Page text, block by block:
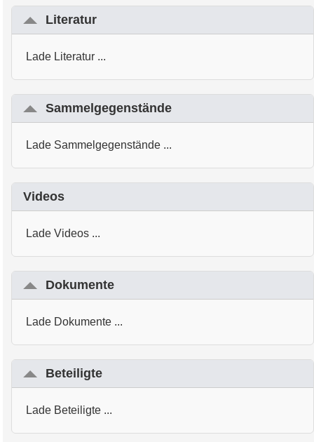
Literatur
Lade Literatur ...
Sammelgegenstände
Lade Sammelgegenstände ...
Videos
Lade Videos ...
Dokumente
Lade Dokumente ...
Beteiligte
Lade Beteiligte ...